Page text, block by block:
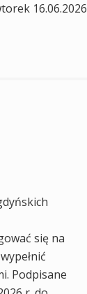
16.06.2026
się na
Podpisane